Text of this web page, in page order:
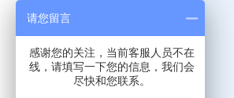
电 话：
手 机：18131823695
传 真：0318-5225315
请您留言
感谢您的关注，当前客服人员不在
线，请填写一下您的信息，我们会
尽快和您联系。